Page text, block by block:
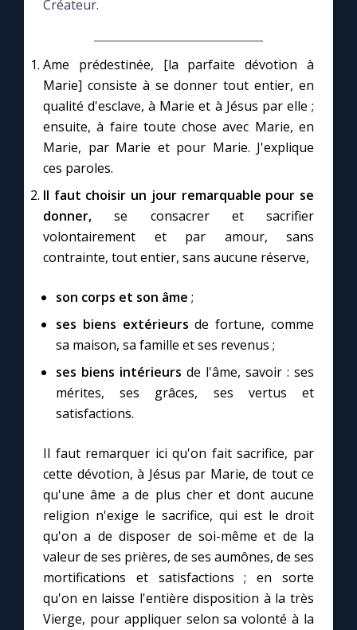
Le site internet
Questions-réponses
Prier au quotidien
Avec Thérèse de Lisieux
L'Évangile chaque jour
Les premiers samedis du mois
Me consacrer à Jésus par Marie
Mes intentions de prière
Une Minute avec Marie
Une neuvaine
À la une
1000 Raisons de Croire
Chapelet pour le monde
Créateur.
Ame prédestinée, [la parfaite dévotion à
Marie] consiste à se donner tout entier, en
qualité d'esclave, à Marie et à Jésus par elle ;
ensuite, à faire toute chose avec Marie, en
Marie, par Marie et pour Marie. J'explique
ces paroles.
Il faut choisir un jour remarquable pour se
donner, se consacrer et sacrifier
volontairement et par amour, sans
contrainte, tout entier, sans aucune réserve,
son corps et son âme ;
ses biens extérieurs de fortune, comme
sa maison, sa famille et ses revenus ;
ses biens intérieurs de l'âme, savoir : ses
mérites, ses grâces, ses vertus et
satisfactions.
Il faut remarquer ici qu'on fait sacrifice, par
cette dévotion, à Jésus par Marie, de tout ce
qu'une âme a de plus cher et dont aucune
religion n'exige le sacrifice, qui est le droit
qu'on a de disposer de soi-même et de la
valeur de ses prières, de ses aumônes, de ses
mortifications et satisfactions ; en sorte
qu'on en laisse l'entière disposition à la très
Vierge, pour appliquer selon sa volonté à la